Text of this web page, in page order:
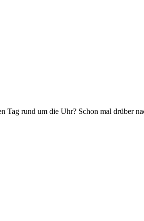
Tag rund um die Uhr? Schon mal drüber